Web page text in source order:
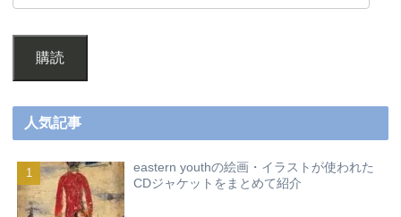
購読
人気記事
eastern youthの絵画・イラストが使われた
CDジャケットをまとめて紹介